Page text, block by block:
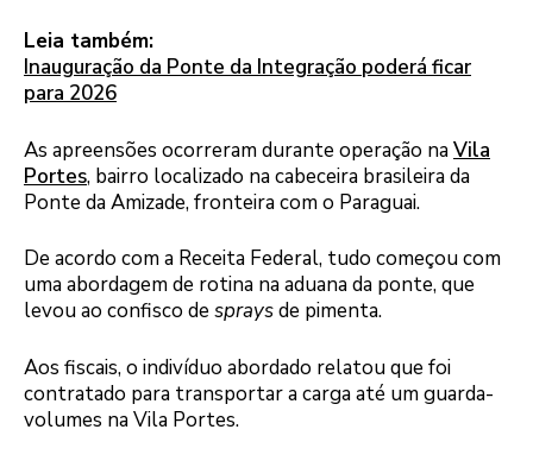
Leia também:
Inauguração da Ponte da Integração poderá ficar
para 2026
As apreensões ocorreram durante operação naVila
Portes, bairro localizado na cabeceira brasileira da
Ponte da Amizade, fronteira com o Paraguai.
De acordo com a Receita Federal, tudo começou com
uma abordagem de rotina na aduana da ponte, que
levou ao confisco de spraysde pimenta.
Aos fiscais, o indivíduo abordado relatou que foi
contratado para transportar a carga até um guarda-
volumes na Vila Portes.